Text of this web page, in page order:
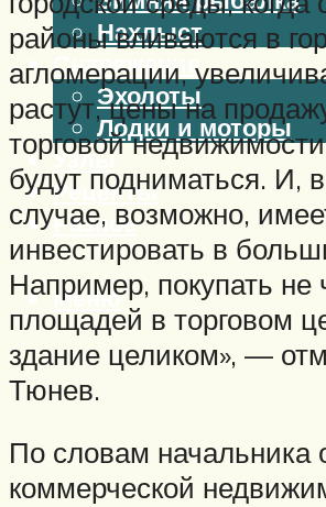
Нахлыст
Снаряжение
Эхолоты
Лодки и моторы
Узлы
Рецепты
Разное
Меню
районы вливаются в
агломерации,
растут, цены на
торговой
будут подниматься. И,
случае, возможно,
инвестировать в
Например, покупать не
площадей в торговом
здание целиком», —
Тюнев.
По словам начальника
коммерческой